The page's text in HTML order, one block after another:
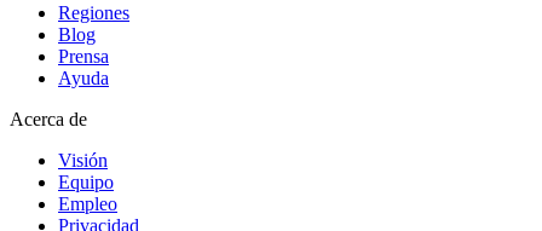
Regiones
Blog
Prensa
Ayuda
Acerca de
Visión
Equipo
Empleo
Privacidad